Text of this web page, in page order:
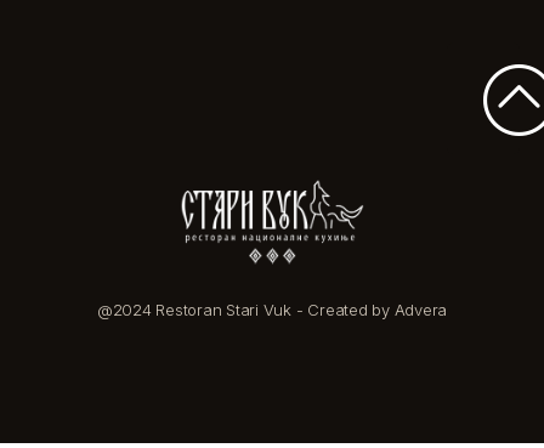
@2024 Restoran Stari Vuk - Created by Advera